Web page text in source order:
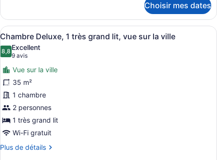
très
grand
lit,
vue
sur
la
mer
Chambre
Deluxe,
1
grand
vue
sur
la
mer
Choisir mes dates
Afficher
toutes
les
photos
pour
ce
type
de
chambre :
Chambre
Deluxe,
1
Minibar, coffre-fort pour
5
Chambre Deluxe, 1 très grand lit, vue sur la ville
8,88,8 sur 10
Excellent
9 avis
(9 avis)
Vue sur la ville
35 m²
1 chambre
2 personnes
1 très grand lit
Wi-Fi gratuit
Plus de détails
Plus